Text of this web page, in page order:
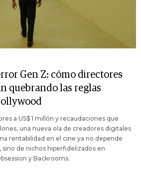
Gen Z: cómo directores
quebrando las reglas
a US$ 1 millón y recaudaciones que
una nueva ola de creadores digitales
rentabilidad en el cine ya no depende
sino de nichos hiperfidelizados en
y Backrooms.